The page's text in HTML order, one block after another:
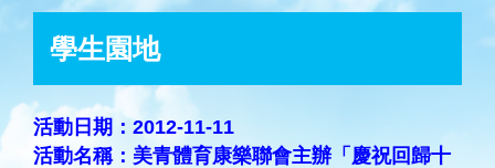
學生園地
活動日期：2012-11-11
活動名稱：美青體育康樂聯會主辦「慶祝回歸十